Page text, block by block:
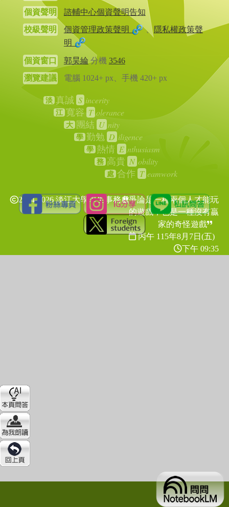
個資聲明
諮輔中心個資聲明告知
校級聲明
個資管理政策聲明 、 隱私權政策聲
明
個資窗口 郭昊綸 分機 3546
瀏覽建議
電腦 1024+ px、手機 420+ px
淡 真誠 S incerity
江 寬容 T olerance
大 團結 U nity
學 勤勉 D iligence
學 熱情 E nthusiasm
務 高貴 N obility
處 合作 T eamwork
2024-2026 淡江大學學生事務處爭論是一種兩個人才能玩
的遊戲，也是一種沒有贏
家的奇怪遊戲
丙午 115年8月7日(五)
下午 09:35